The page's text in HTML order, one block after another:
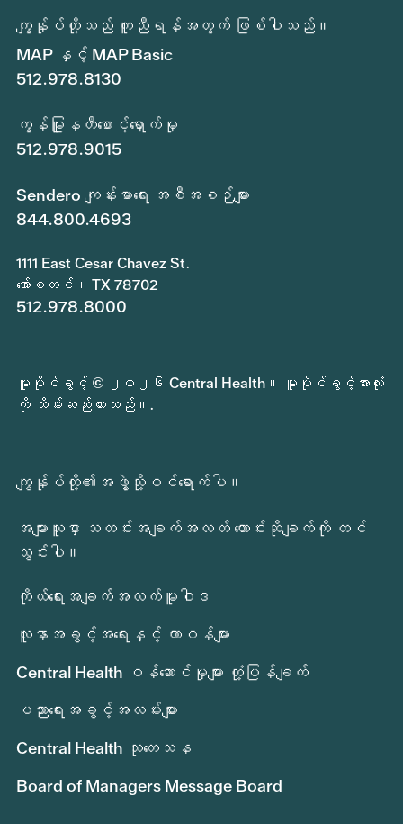
ကျွန်ုပ်တို့သည် ကူညီရန်အတွက် ဖြစ်ပါသည်။
MAP နှင့် MAP Basic
512.978.8130
ကွန်မြူနတီစောင့်ရှောက်မှု
512.978.9015
Sendero ကျန်းမာရေး အစီအစဉ်များ
844.800.4693
1111 East Cesar Chavez St.
အော်စတင်၊ TX 78702
512.978.8000
မူပိုင်ခွင့် © ၂၀၂၆ Central Health။ မူပိုင်ခွင့်အားလုံး
ကို သိမ်းဆည်းထားသည်။.
ကျွန်ုပ်တို့၏အဖွဲ့သို့ဝင်ရောက်ပါ။
အများသူငှာ သတင်းအချက်အလတ် တောင်းဆိုချက်ကို တင်
သွင်းပါ။
ကိုယ်ရေးအချက်အလက်မူဝါဒ
လူနာအခွင့်အရေးနှင့် တာဝန်များ
Central Health ဝန်ဆောင်မှုများ တုံ့ပြန်ချက်
ပညာရေးအခွင့်အလမ်းများ
Central Health သုတေသန
Board of Managers Message Board